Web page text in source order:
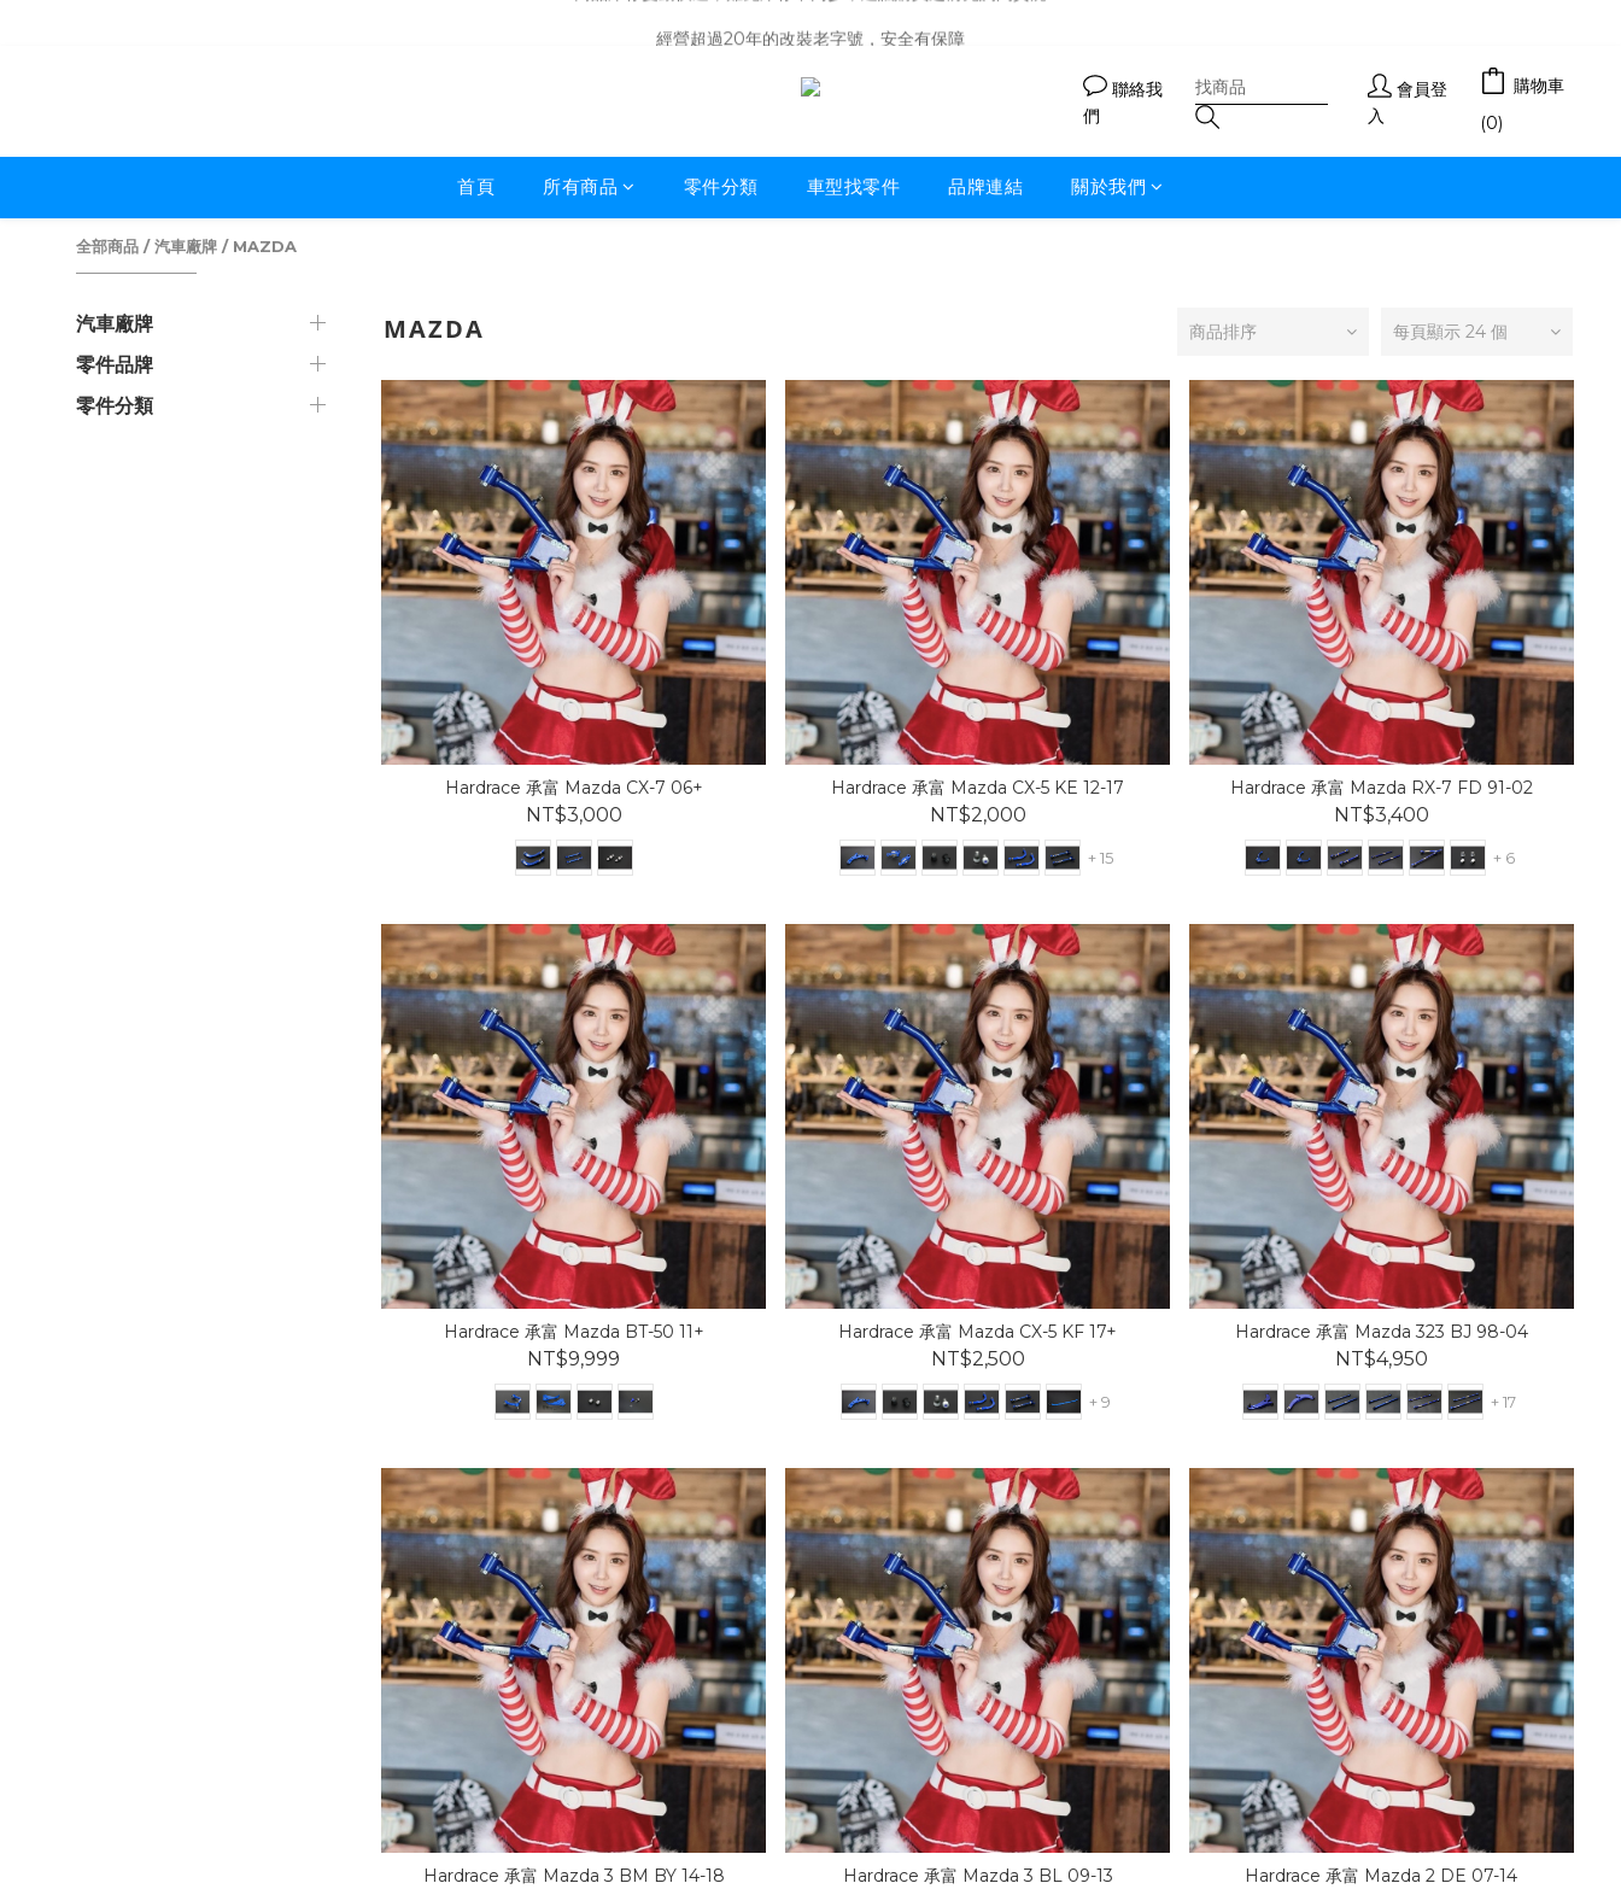
聯絡我
們
會員登
入
購物車
(0)
首頁 所有商品 零件分類 車型找零件 品牌連結 關於我們
全部商品 /汽車廠牌 / MAZDA
汽車廠牌
零件品牌
零件分類
MAZDA 商品排序 每頁顯示 24 個
Hardrace 承富 Mazda CX-7 06+
NT$3,000
Hardrace 承富 Mazda CX-5 KE 12-17
NT$2,000
+ 15
Hardrace 承富 Mazda RX-7 FD 91-02
NT$3,400
+ 6
Hardrace 承富 Mazda BT-50 11+
NT$9,999
Hardrace 承富 Mazda CX-5 KF 17+
NT$2,500
+ 9
Hardrace 承富 Mazda 323 BJ 98-04
NT$4,950
+ 17
Hardrace 承富 Mazda 3 BM BY 14-18 Hardrace 承富 Mazda 3 BL 09-13 Hardrace 承富 Mazda 2 DE 07-14